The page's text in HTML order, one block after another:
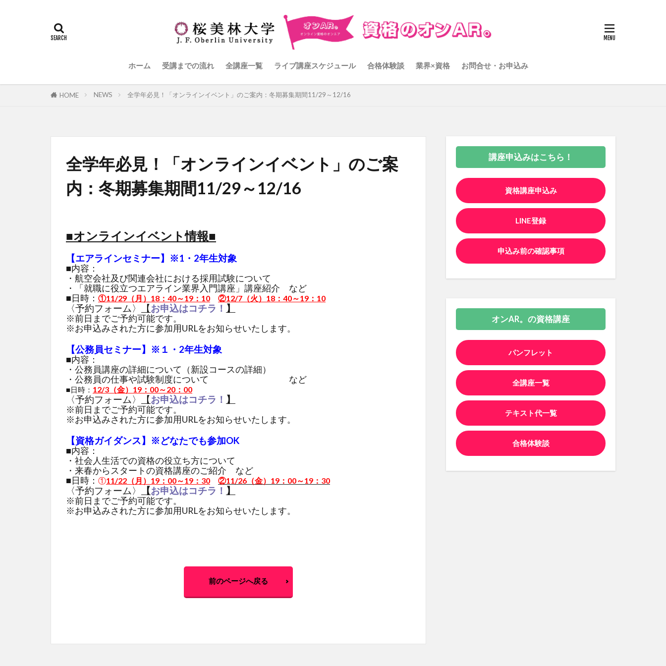
ホーム 受講までの流れ 全講座一覧 ライブ講座スケジュール 合格体験談 業界×資格 お問合せ・お申込み
HOME NEWS 全学年必見！「オンラインイベント」のご案内：冬期募集期間11/29～12/16
全学年必見！「オンラインイベント」のご案
内：冬期募集期間11/29～12/16
■オンラインイベント情報■
【エアラインセミナー】 ※1・2年生対象
■内容：
・航空会社及び関連会社における採用試験について
・「就職に役立つエアライン業界入門講座」講座紹介 など
■日時： ①11/29（月）18：40～19：10 ②12/7（火）18：40～19：10
〈予約フォーム〉 【お申込はコチラ！ 】
※前日までご予約可能です。
※お申込みされた方に参加用URLをお知らせいたします。
【公務員セミナー】 ※１・2年生対象
■内容：
・公務員講座の詳細について（新設コースの詳細）
・公務員の仕事や試験制度について など
■日時： 12/3（金）19：00～20：00
〈予約フォーム〉 【お申込はコチラ！ 】
※前日までご予約可能です。
※お申込みされた方に参加用URLをお知らせいたします。
【資格ガイダンス】 ※どなたでも参加OK
■内容：
・社会人生活での資格の役立ち方について
・来春からスタートの資格講座のご紹介 など
■日時： ①11/22（月）19：00～19：30 ②11/26（金）19：00～19：30
〈予約フォーム〉 【お申込はコチラ！ 】
※前日までご予約可能です。
※お申込みされた方に参加用URLをお知らせいたします。
前のページへ戻る
講座申込みはこちら！
資格講座申込み
LINE登録
申込み前の確認事項
オンAR。の資格講座
パンフレット
全講座一覧
テキスト代一覧
合格体験談